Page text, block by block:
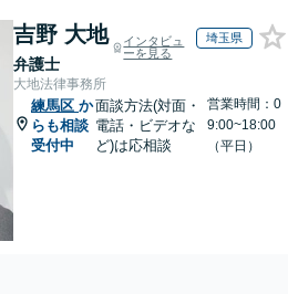
吉野 大地
弁護士
インタビュ
ーを見る
埼玉県
大地法律事務所
練馬区 か
らも相談
受付中
面談方法(対面・
電話・ビデオな
ど)は応相談
営業時間：0
9:00~18:00
（平日）